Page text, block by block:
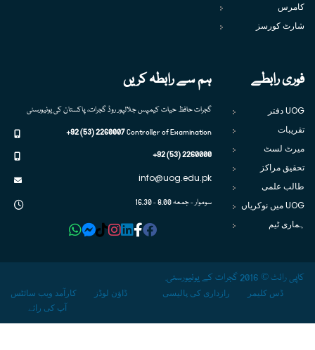
کامرس
شارٹ کورسز
فوری رابطے
UOG دفتر
تقریبات
میرٹ لسٹ
تحقیق مراکز
طالب علمی
UOG میں نوکریاں
ہماری ٹیم
ہم سے رابطہ کریں
گجرات حافظ حیات کیمپس جلالپور روڈ گجرات، پاکستان کی یونیورسٹی
Controller of Examination
+92 (53) 2260007
+92 (53) 2260000
info@uog.edu.pk
سوموار - جمعہ 8.00 - 16.30
کاپی رائٹ © 2016 گجرات کے یونیورسٹی.
کارآمد ویب سائٹس ڈاؤن لوڈز رازداری کی پالیسی
ڈس کلیمر
آپ کی رائے